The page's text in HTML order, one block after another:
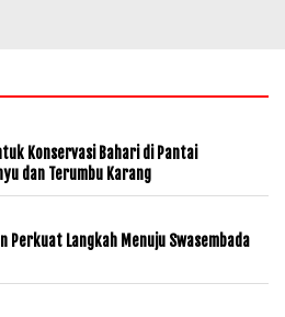
Konservasi Bahari di Pantai
dan Terumbu Karang
Perkuat Langkah Menuju Swasembada